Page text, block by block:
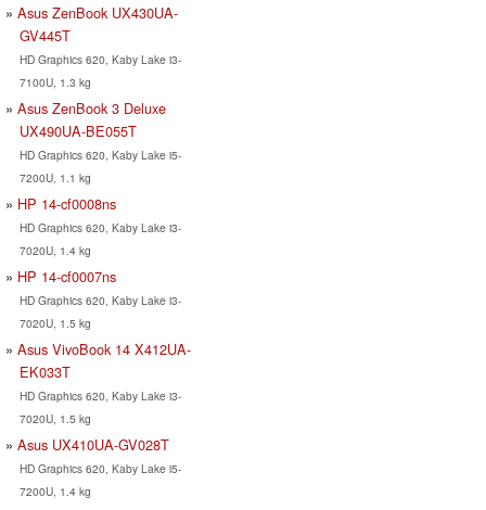
Asus ZenBook UX430UA-
GV445T
HD Graphics 620, Kaby Lake i3-
7100U, 1.3 kg
Asus ZenBook 3 Deluxe
UX490UA-BE055T
HD Graphics 620, Kaby Lake i5-
7200U, 1.1 kg
HP 14-cf0008ns
HD Graphics 620, Kaby Lake i3-
7020U, 1.4 kg
HP 14-cf0007ns
HD Graphics 620, Kaby Lake i3-
7020U, 1.5 kg
Asus VivoBook 14 X412UA-
EK033T
HD Graphics 620, Kaby Lake i3-
7020U, 1.5 kg
Asus UX410UA-GV028T
HD Graphics 620, Kaby Lake i5-
7200U, 1.4 kg